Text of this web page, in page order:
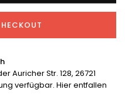
Auricher Str. 128, 26721
verfügbar. Hier entfallen